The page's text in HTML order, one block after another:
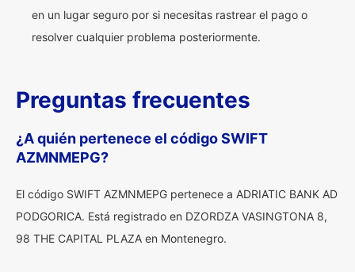
en un lugar seguro por si necesitas rastrear el pago o
resolver cualquier problema posteriormente.
Preguntas frecuentes
¿A quién pertenece el código SWIFT
AZMNMEPG?
El código SWIFT AZMNMEPG pertenece a ADRIATIC BANK AD
PODGORICA. Está registrado en DZORDZA VASINGTONA 8,
98 THE CAPITAL PLAZA en Montenegro.